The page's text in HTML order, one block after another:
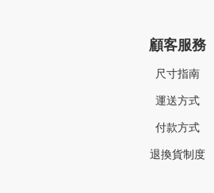
顧客服務
尺寸指南
運送方式
付款方式
退換貨制度